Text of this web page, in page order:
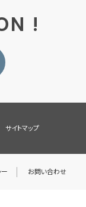
!
サイトマップ
お問い合わせ